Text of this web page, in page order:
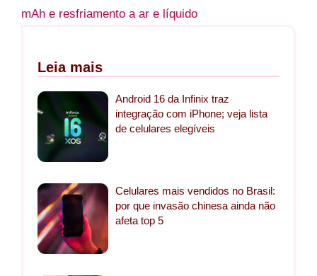
mAh e resfriamento a ar e líquido
Leia mais
Android 16 da Infinix traz
integração com iPhone; veja lista
de celulares elegíveis
Celulares mais vendidos no Brasil:
por que invasão chinesa ainda não
afeta top 5